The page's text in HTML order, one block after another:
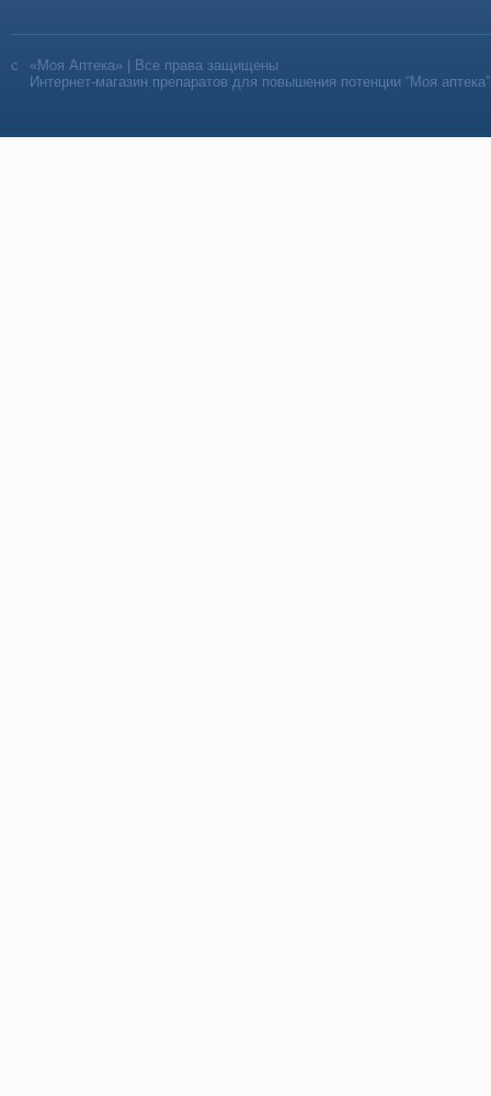
«Моя Аптека» | Все права защищены
Интернет-магазин препаратов для повышения потенции “Моя